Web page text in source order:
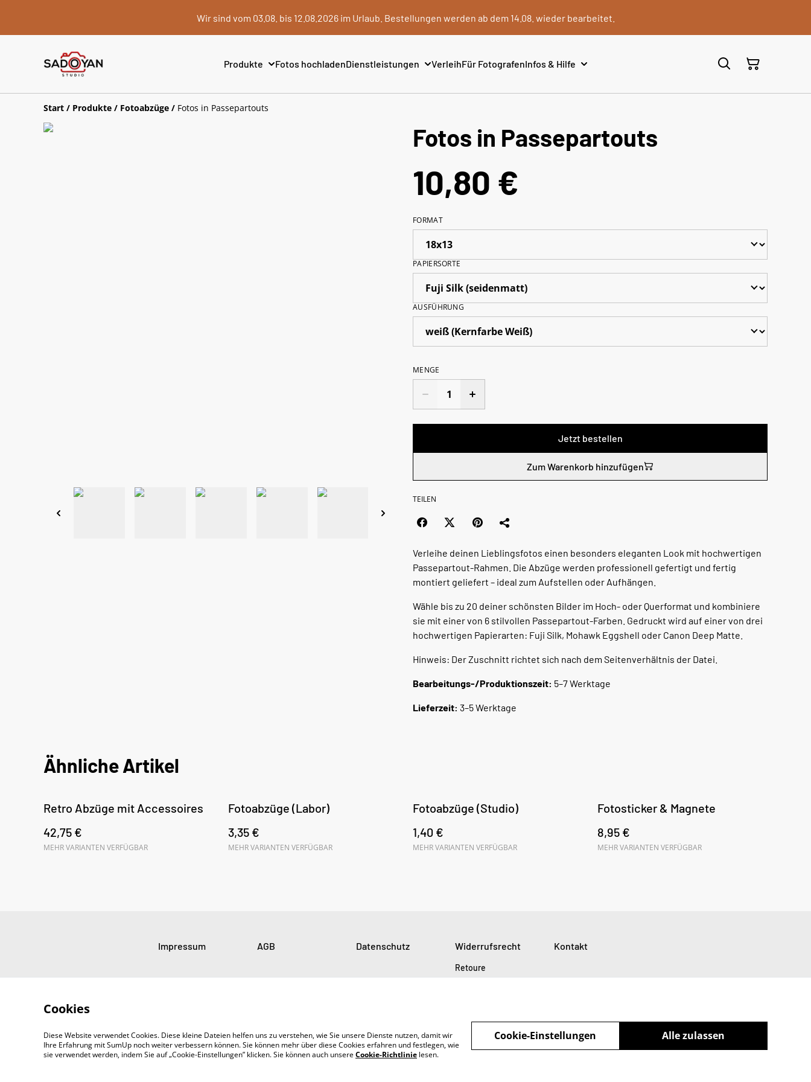
Wir sind vom 03.08. bis 12.08.2026 im Urlaub. Bestellungen werden ab dem 14.08. wieder bearbeitet.
Produkte Fotos hochladenDienstleistungen VerleihFür FotografenInfos & Hilfe
Start / Produkte / Fotoabzüge / Fotos in Passepartouts
Fotos in Passepartouts
10,80 €
FORMAT
PAPIERSORTE
AUSFÜHRUNG
MENGE
Jetzt bestellen
Zum Warenkorb hinzufügen
TEILEN
Verleihe deinen Lieblingsfotos einen besonders eleganten Look mit hochwertigen
Passepartout-Rahmen. Die Abzüge werden professionell gefertigt und fertig
montiert geliefert – ideal zum Aufstellen oder Aufhängen.
Wähle bis zu 20 deiner schönsten Bilder im Hoch- oder Querformat und kombiniere
sie mit einer von 6 stilvollen Passepartout-Farben. Gedruckt wird auf einer von drei
hochwertigen Papierarten: Fuji Silk, Mohawk Eggshell oder Canon Deep Matte.
Hinweis: Der Zuschnitt richtet sich nach dem Seitenverhältnis der Datei.
Bearbeitungs-/Produktionszeit: 5–7 Werktage
Lieferzeit: 3–5 Werktage
Ähnliche Artikel
Retro Abzüge mit Accessoires
42,75 €
MEHR VARIANTEN VERFÜGBAR
Fotoabzüge (Labor)
3,35 €
MEHR VARIANTEN VERFÜGBAR
Fotoabzüge (Studio)
1,40 €
MEHR VARIANTEN VERFÜGBAR
Fotosticker & Magnete
8,95 €
MEHR VARIANTEN VERFÜGBAR
Impressum AGB Datenschutz Widerrufsrecht
Retoure
Kontakt
©2026 SADOYAN Studio
Cookies
Diese Website verwendet Cookies. Diese kleine Dateien helfen uns zu verstehen, wie Sie unsere Dienste nutzen, damit wir
Ihre Erfahrung mit SumUp noch weiter verbessern können. Sie können mehr über diese Cookies erfahren und festlegen, wie
sie verwendet werden, indem Sie auf „Cookie-Einstellungen” klicken. Sie können auch unsereCookie-Richtlinie lesen.
Alle zulassen
Cookie-Einstellungen